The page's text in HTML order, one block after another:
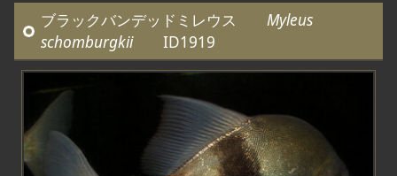
ブラックバンデッドミレウス Myleus
schomburgkiiID1919